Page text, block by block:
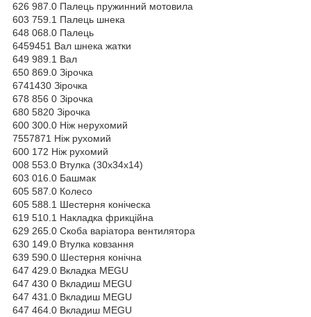
626 987.0 Палець пружинний мотовила
603 759.1 Палець шнека
648 068.0 Палець
6459451 Вал шнека жатки
649 989.1 Вал
650 869.0 Зірочка
6741430 Зірочка
678 856 0 Зірочка
680 5820 Зірочка
600 300.0 Ніж нерухомий
7557871 Ніж рухомий
600 172 Ніж рухомий
008 553.0 Втулка (30х34х14)
603 016.0 Башмак
605 587.0 Колесо
605 588.1 Шестерня коніческа
619 510.1 Накладка фрикційна
629 265.0 Скоба варіатора вентилятора
630 149.0 Втулка ковзання
639 590.0 Шестерня конічна
647 429.0 Вкладка MEGU
647 430 0 Вкладиш MEGU
647 431.0 Вкладиш MEGU
647 464.0 Вкладиш MEGU